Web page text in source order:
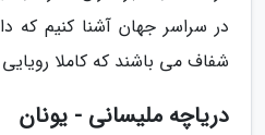
در سراسر جهان آشنا کنیم که
شفاف می باشند که کاملا
دریاچه ملیسانی - یونان